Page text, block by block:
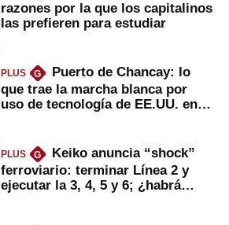
razones por la que los capitalinos
las prefieren para estudiar
PLUS G
Puerto de Chancay: lo
que trae la marcha blanca por
uso de tecnología de EE.UU. en
PLUS G
Keiko anuncia “shock”
ferroviario: terminar Línea 2 y
ejecutar la 3, 4, 5 y 6; ¿habrá